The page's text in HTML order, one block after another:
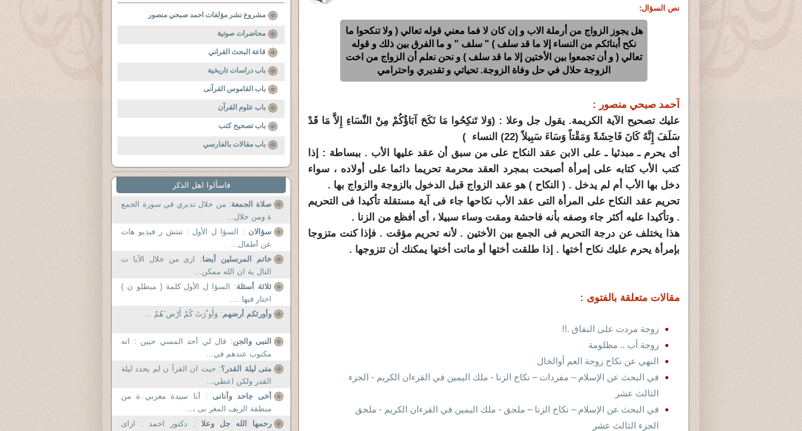
نص السؤال:
هل يجوز الزواج من أرملة الاب و إن كان لا فما معني قوله تعالي ( ولا تنكحوا ما
نكح أبنائكم من النساء إلا ما قد سلف ) " سلف " و ما الفرق بين ذلك و قوله
تعالي ( و أن تجمعوا بين الأختين إلا ما قد سلف ) و نحن نعلم أن الزواج من اخت
الزوجة حلال في حل وفاة الزوجة. تحياتي و تقديري واحترامي
آحمد صبحي منصور :
عليك تصحيح الآية الكريمة. يقول جل وعلا : (وَلا تَنكِحُوا مَا نَكَحَ آبَاؤُكُمْ مِنْ النِّسَاءِ إِلاَّ مَا قَدْ
سَلَفَ إِنَّهُ كَانَ فَاحِشَةً وَمَقْتاً وَسَاءَ سَبِيلاً (22) النساء )
أى يحرم ـ مبدئيا ـ على الابن عقد النكاح على من سبق أن عقد عليها الأب . ببساطة : إذا
كتب الأب كتابه على إمرأة أصبحت بمجرد العقد محرمة تحريما دائما على أولاده ، سواء
دخل بها الأب أم لم يدخل . ( النكاح ) هو عقد الزواج قبل الدخول بالزوجة والزواج بها .
تحريم عقد النكاح على المرأة التى عقد الأب نكاحها جاء فى آية مستقلة تأكيدا فى التحريم
. وتأكيدا عليه أكثر جاء وصفه بأنه فاحشة ومقت وساء سبيلا ، أى أفظع من الزنا .
هذا يختلف عن درجة التحريم فى الجمع بين الأختين . لأنه تحريم مؤقت . فإذا كنت متزوجا
بإمرأة يحرم عليك نكاح أختها . إذا طلقت أختها أو ماتت أختها يمكنك أن تتزوجها .
مقالات متعلقة بالفتوى :
زوجة مردت على النفاق .!!
زوجة أب .. مظلومة
النهي عن نكاح زوجة العم أوالخال
في البحث عن الإسلام – مفردات – نكاح الزنا - ملك اليمين في القرءان الكريم - الجزء
الثالث عشر
في البحث عن الإسلام – نكاح الزنا – ملحق - ملك اليمين في القرءان الكريم - ملحق
الجزء الثالث عشر
مشروع نشر مؤلفات احمد صبحي منصور
محاضرات صوتية
قاعة البحث القراني
باب دراسات تاريخية
باب القاموس القرآنى
باب علوم القرآن
باب تصحيح كتب
باب مقالات بالفارسي
فاسألوا اهل الذكر
صلاة الجمعة: من خلال تدبري في سورة الجمع
ة ومن خلال...
سؤالان : السؤا ل الأول : تنتش ر فيديو هات
عن أطفال...
خاتم المرسلين أيضا: ارى من خلال الآيا ت
التال ية ان الله ممكن...
ثلاثة أسئلة: السؤا ل الأول كلمة ( مبطلو ن )
احتار فيها ....
وأورثكم أرضهم: وَأَو ْرَثَ كُمْ أَرْض َهُمْ ...
النبى والجن: قال لي أحد المسي حيين : انه
مكتوب عندهم في...
متى ليلة القدر؟: حيث ان القرآ ن لم يحدد ليلة
القدر ولكن اعطي...
أخى جاحد وأنانى : أنا سيدة مغربي ة من
منطقة الريف المغر بى ،...
رحمها الله جل وعلا : دكتور احمد : ازاى